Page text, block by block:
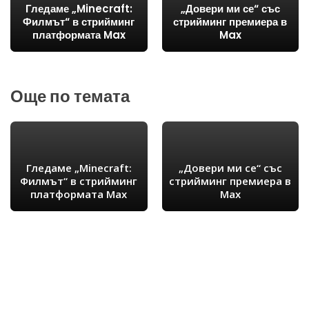
Гледаме „Minecraft:
Филмът“ в стрийминг
платформата Max
„Довери ми се“ със
стрийминг премиера в
Max
Още по темата
Гледаме „Minecraft:
Филмът“ в стрийминг
платформата Max
„Довери ми се“ със
стрийминг премиера в
Max